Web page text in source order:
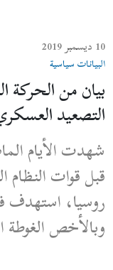
10 ديسمبر 2019
البيانات سياسية
بيان من الحركة
التصعيد
شهدت الأيام
قبل قوات النظام
روسيا، استهدف
وبالأخص الغوطة